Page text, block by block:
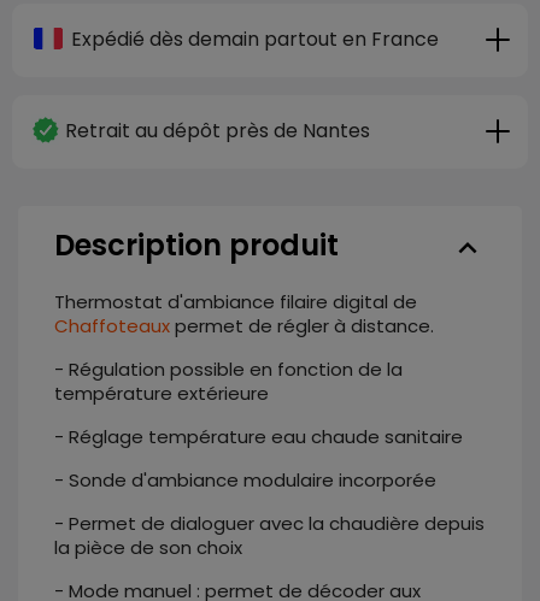
Expédié dès demain partout en France
Retrait au dépôt près de Nantes
Description produit keyboard_arrow_down
Thermostat d'ambiance filaire digital de
Chaffoteauxpermet de régler à distance.
- Régulation possible en fonction de la
température extérieure
- Réglage température eau chaude sanitaire
- Sonde d'ambiance modulaire incorporée
- Permet de dialoguer avec la chaudière depuis
la pièce de son choix
- Mode manuel : permet de décoder aux